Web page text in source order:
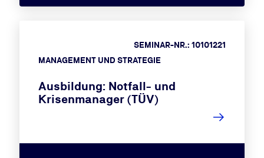
MANAGEMENT UND STRATEGIE
SEMINAR-NR.: 10101221
Ausbildung: Notfall- und
Krisenmanager (TÜV)